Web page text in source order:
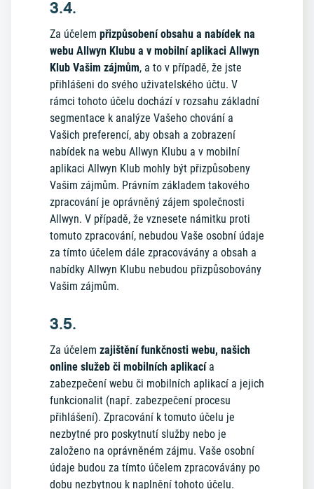
3.4.
Za účelem přizpůsobení obsahu a nabídek na
webu Allwyn Klubu a v mobilní aplikaci Allwyn
Klub Vašim zájmům, a to v případě, že jste
přihlášeni do svého uživatelského účtu. V
rámci tohoto účelu dochází v rozsahu základní
segmentace k analýze Vašeho chování a
Vašich preferencí, aby obsah a zobrazení
nabídek na webu Allwyn Klubu a v mobilní
aplikaci Allwyn Klub mohly být přizpůsobeny
Vašim zájmům. Právním základem takového
zpracování je oprávněný zájem společnosti
Allwyn. V případě, že vznesete námitku proti
tomuto zpracování, nebudou Vaše osobní údaje
za tímto účelem dále zpracovávány a obsah a
nabídky Allwyn Klubu nebudou přizpůsobovány
Vašim zájmům.
3.5.
Za účelem zajištění funkčnosti webu, našich
online služeb či mobilních aplikací a
zabezpečení webu či mobilních aplikací a jejich
funkcionalit (např. zabezpečení procesu
přihlášení). Zpracování k tomuto účelu je
nezbytné pro poskytnutí služby nebo je
založeno na oprávněném zájmu. Vaše osobní
údaje budou za tímto účelem zpracovávány po
dobu nezbytnou k naplnění tohoto účelu.